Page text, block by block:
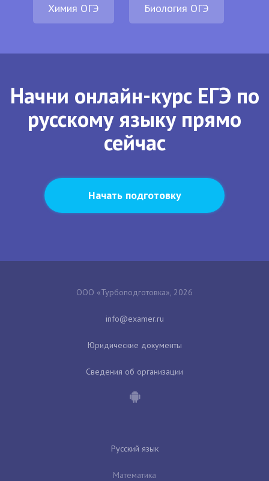
Химия ОГЭ Биология ОГЭ
Начни онлайн-курс ЕГЭ по
русскому языку прямо
сейчас
Начать подготовку
ООО «Турбоподготовка», 2026
Юридические документы
Сведения об организации
Русский язык
Математика